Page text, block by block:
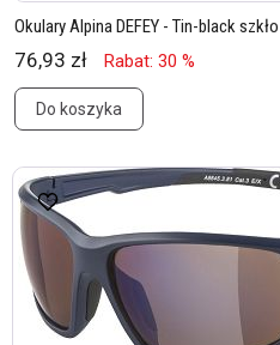
Okulary Alpina DEFEY - Tin-black
76,93 zł Rabat: 30 %
Do koszyka